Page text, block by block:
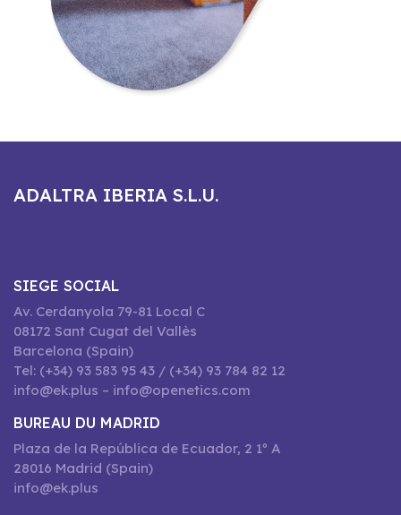
ADALTRA IBERIA S.L.U.
SIEGE SOCIAL
Av. Cerdanyola 79-81 Local C
08172 Sant Cugat del Vallès
Barcelona (Spain)
Tel: (+34) 93 583 95 43 / (+34) 93 784 82 12
info@ek.plus – info@openetics.com
BUREAU DU MADRID
Plaza de la República de Ecuador, 2 1º A
28016 Madrid (Spain)
info@ek.plus